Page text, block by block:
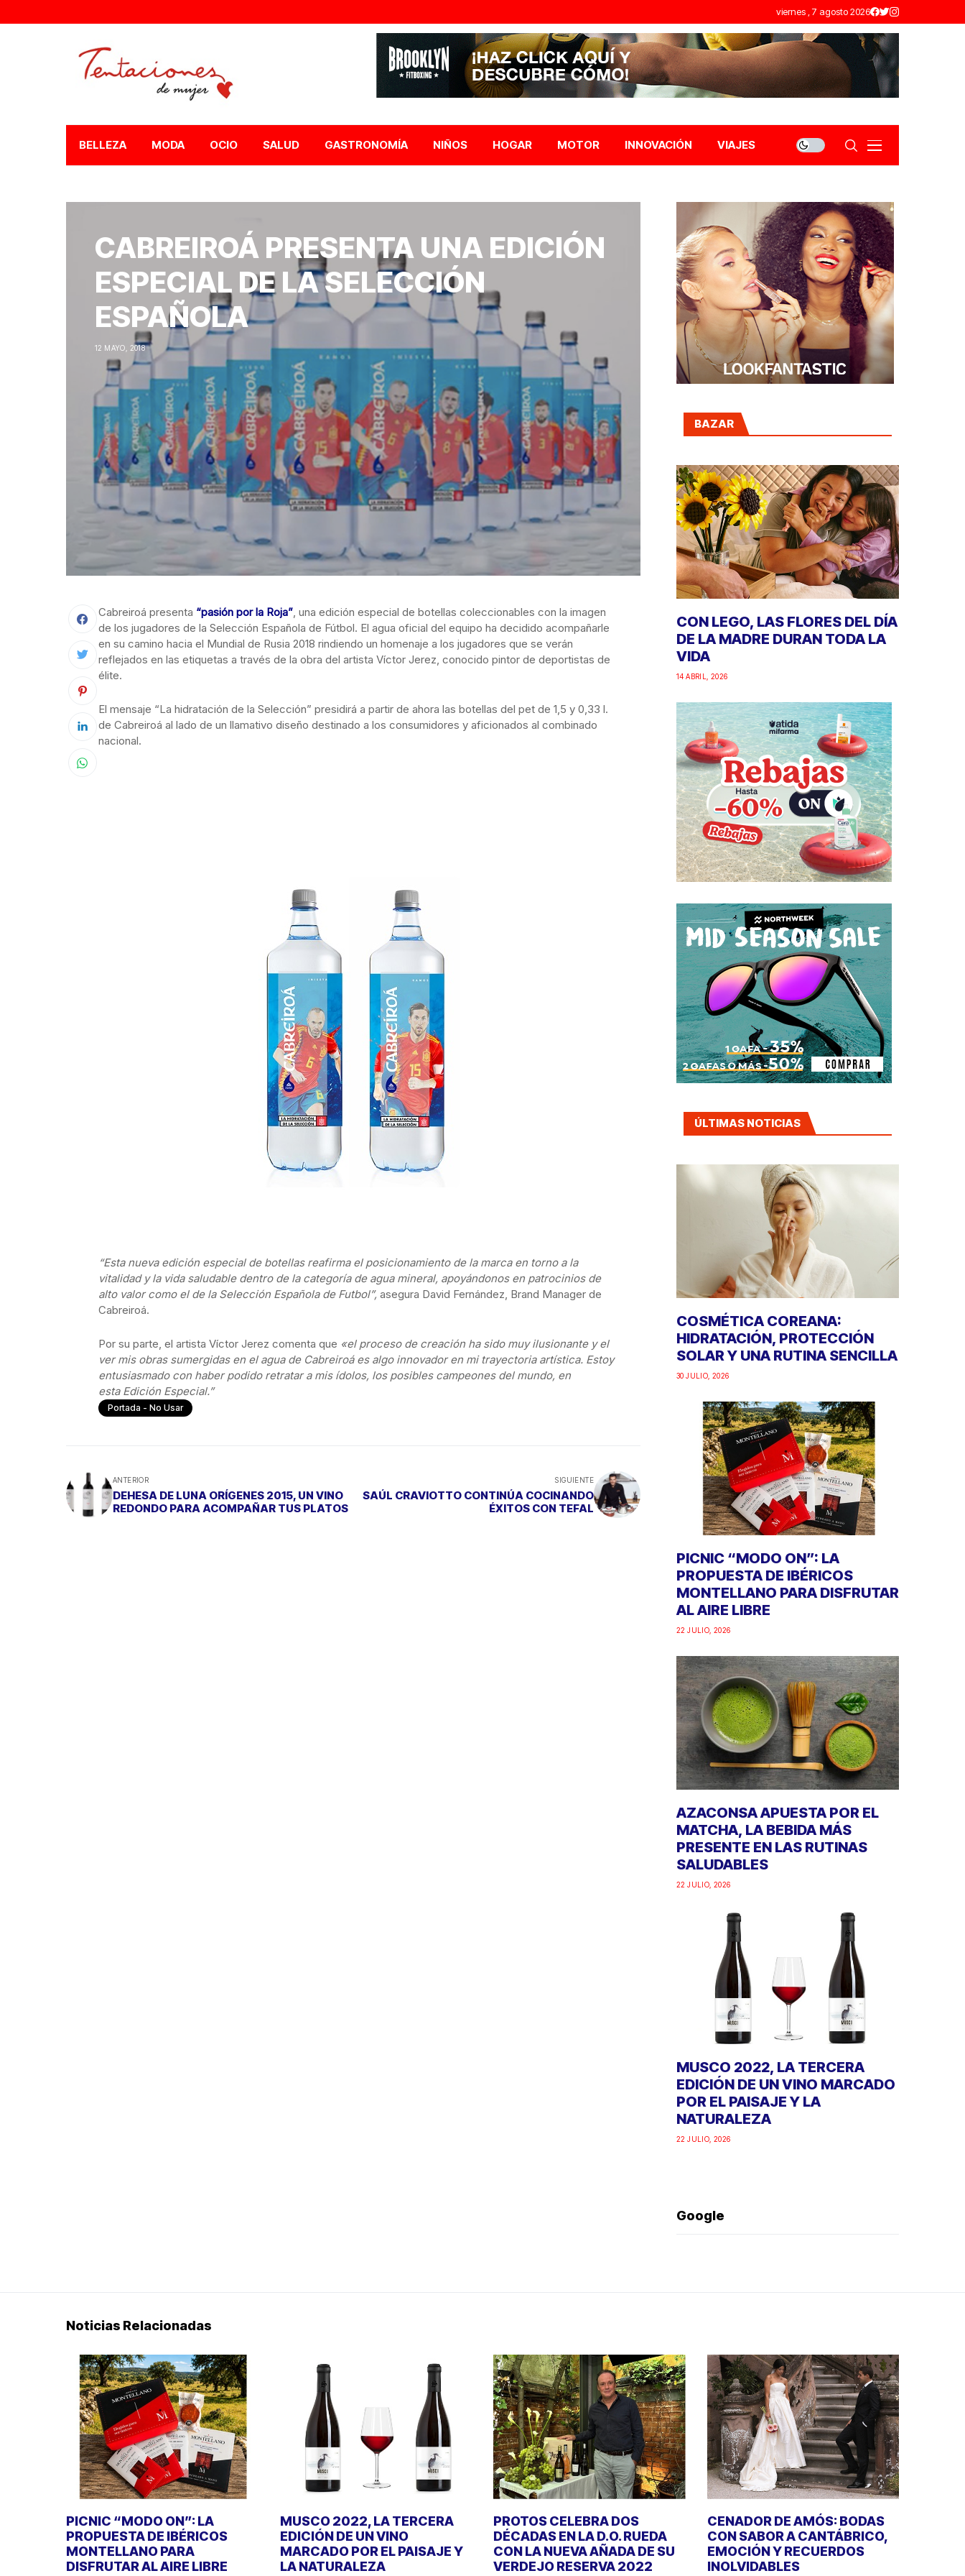
viernes , 7 agosto 2026
BELLEZA MODA OCIO SALUD GASTRONOMÍA NIÑOS HOGAR MOTOR INNOVACIÓN VIAJES
CABREIROÁ PRESENTA UNA EDICIÓN
ESPECIAL DE LA SELECCIÓN
ESPAÑOLA
12 MAYO, 2018
Cabreiroá presenta “pasión por la Roja”, una edición especial de botellas coleccionables con la imagen
de los jugadores de la Selección Española de Fútbol. El agua oficial del equipo ha decidido acompañarle
en su camino hacia el Mundial de Rusia 2018 rindiendo un homenaje a los jugadores que se verán
reflejados en las etiquetas a través de la obra del artista Víctor Jerez, conocido pintor de deportistas de
élite.
El mensaje “La hidratación de la Selección” presidirá a partir de ahora las botellas del pet de 1,5 y 0,33 l.
de Cabreiroá al lado de un llamativo diseño destinado a los consumidores y aficionados al combinado
nacional.
“Esta nueva edición especial de botellas reafirma el posicionamiento de la marca en torno a la
vitalidad y la vida saludable dentro de la categoría de agua mineral, apoyándonos en patrocinios de
alto valor como el de la Selección Española de Futbol”, asegura David Fernández, Brand Manager de
Cabreiroá.
Por su parte, el artista Víctor Jerez comenta que «el proceso de creación ha sido muy ilusionante y el
ver mis obras sumergidas en el agua de Cabreiroá es algo innovador en mi trayectoria artística. Estoy
entusiasmado con haber podido retratar a mis ídolos, los posibles campeones del mundo, en
esta Edición Especial.”
Portada - No Usar
ANTERIOR
DEHESA DE LUNA ORÍGENES 2015, UN VINO
REDONDO PARA ACOMPAÑAR TUS PLATOS
SIGUIENTE
SAÚL CRAVIOTTO CONTINÚA COCINANDO
ÉXITOS CON TEFAL
BAZAR
CON LEGO, LAS FLORES DEL DÍA
DE LA MADRE DURAN TODA LA
VIDA
14 ABRIL, 2026
ÚLTIMAS NOTICIAS
COSMÉTICA COREANA:
HIDRATACIÓN, PROTECCIÓN
SOLAR Y UNA RUTINA SENCILLA
30 JULIO, 2026
PICNIC “MODO ON”: LA
PROPUESTA DE IBÉRICOS
MONTELLANO PARA DISFRUTAR
AL AIRE LIBRE
22 JULIO, 2026
AZACONSA APUESTA POR EL
MATCHA, LA BEBIDA MÁS
PRESENTE EN LAS RUTINAS
SALUDABLES
22 JULIO, 2026
MUSCO 2022, LA TERCERA
EDICIÓN DE UN VINO MARCADO
POR EL PAISAJE Y LA
NATURALEZA
22 JULIO, 2026
Google
Noticias Relacionadas
PICNIC “MODO ON”: LA
PROPUESTA DE IBÉRICOS
MONTELLANO PARA
DISFRUTAR AL AIRE LIBRE
MUSCO 2022, LA TERCERA
EDICIÓN DE UN VINO
MARCADO POR EL PAISAJE Y
LA NATURALEZA
PROTOS CELEBRA DOS
DÉCADAS EN LA D.O. RUEDA
CON LA NUEVA AÑADA DE SU
VERDEJO RESERVA 2022
CENADOR DE AMÓS: BODAS
CON SABOR A CANTÁBRICO,
EMOCIÓN Y RECUERDOS
INOLVIDABLES